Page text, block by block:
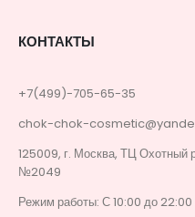
КОНТАКТЫ
+7(499)-705-65-35
chok-chok-
125009, г. Москва, ТЦ Охотный
№2049
Режим работы: С 10:00 до